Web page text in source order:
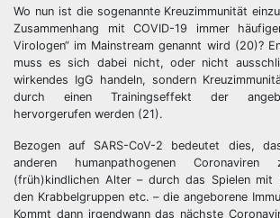
Wo nun ist die sogenannte Kreuzimmunität
Zusammenhang mit COVID-19 immer
Virologen“ im Mainstream genannt wird (20)?
muss es sich dabei nicht, oder nicht
wirkendes IgG handeln, sondern
durch einen Trainingseffekt der
hervorgerufen werden (21).
Bezogen auf SARS-CoV-2 bedeutet dies,
anderen humanpathogenen
(früh)kindlichen Alter – durch das Spielen mit
den Krabbelgruppen etc. – die angeborene
Kommt dann irgendwann das nächste